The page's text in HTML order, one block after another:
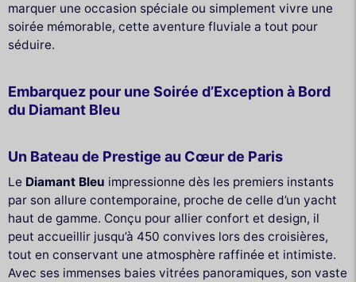
marquer une occasion spéciale ou simplement vivre une
soirée mémorable, cette aventure fluviale a tout pour
séduire.
Embarquez pour une Soirée d’Exception à Bord
du Diamant Bleu
Un Bateau de Prestige au Cœur de Paris
Le Diamant Bleu impressionne dès les premiers instants
par son allure contemporaine, proche de celle d’un yacht
haut de gamme. Conçu pour allier confort et design, il
peut accueillir jusqu’à 450 convives lors des croisières,
tout en conservant une atmosphère raffinée et intimiste.
Avec ses immenses baies vitrées panoramiques, son vaste